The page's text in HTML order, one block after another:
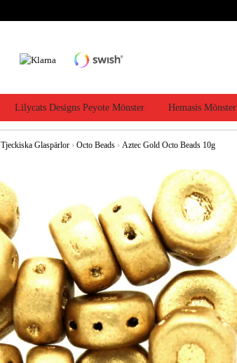
Lilycats Designs Peyote Mönster Hemasis Mönster
Tjeckiska Glaspärlor › Octo Beads › Aztec Gold Octo Beads 10g